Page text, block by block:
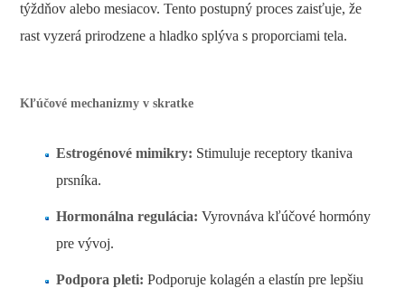
týždňov alebo mesiacov. Tento postupný proces zaisťuje, že
rast vyzerá prirodzene a hladko splýva s proporciami tela.
Kľúčové mechanizmy v skratke
Estrogénové mimikry: Stimuluje receptory tkaniva
prsníka.
Hormonálna regulácia: Vyrovnáva kľúčové hormóny
pre vývoj.
Podpora pleti: Podporuje kolagén a elastín pre lepšiu